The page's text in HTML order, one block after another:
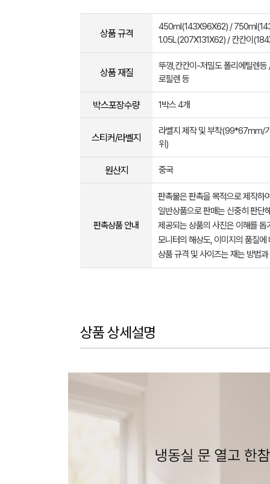
상품 규격
450ml(143X96X62) /
1.05L(207X131X62) / 칸칸이
상품 재질
뚜껑,칸칸이-저밀도 폴리에틸렌
로필렌 등
박스포장수량 1박스 4개
스티커/라벨지
라벨지 제작 및 부착(99*67mm/
위)
원산지 중국
판촉상품 안내
판촉물은 판촉을 목적으로 제작하
일반상품으로 판매는 신중히 판단
제공되는 상품의 사진은 이해를
모니터의 해상도, 이미지의 품질
상품 규격 및 사이즈는 재는 방법
상품 상세설명